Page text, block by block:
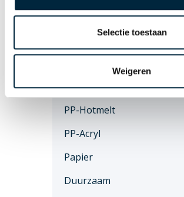
Selectie toestaan
Weigeren
EcoPaper 310
Eco 210
PVC
PP-Hotmelt
PP-Acryl
Papier
Duurzaam